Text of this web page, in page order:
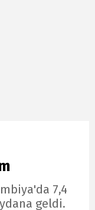
7,4
geldi.